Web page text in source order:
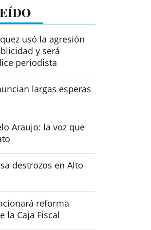
usó la agresión
y será
periodista
largas esperas
Araujo: la voz que
destrozos en Alto
reforma
la Caja Fiscal